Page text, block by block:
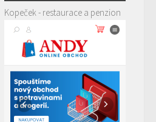
Kopeček - restaurace a penzion